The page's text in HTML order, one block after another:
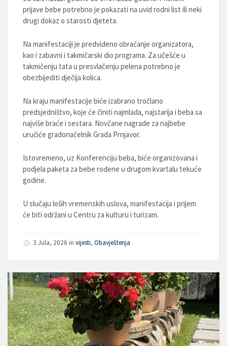
prijave bebe potrebno je pokazati na uvid rodni list ili neki
drugi dokaz o starosti djeteta.
Na manifestaciji je predviđeno obraćanje organizatora,
kao i zabavni i takmičarski dio programa. Za učešće u
takmičenju tata u presvlačenju pelena potrebno je
obezbijediti dječija kolica.
Na kraju manifestacije biće izabrano tročlano
predsjedništvo, koje će činiti najmlađa, najstarija i beba sa
najviše braće i sestara. Novčane nagrade za najbebe
uručiće gradonačelnik Grada Prnjavor.
Istovremeno, uz Konferenciju beba, biće organizovana i
podjela paketa za bebe rođene u drugom kvartalu tekuće
godine.
U slučaju loših vremenskih uslova, manifestacija i prijem
će biti održani u Centru za kulturu i turizam.
3 Jula, 2026 in vijesti, Obavještenja